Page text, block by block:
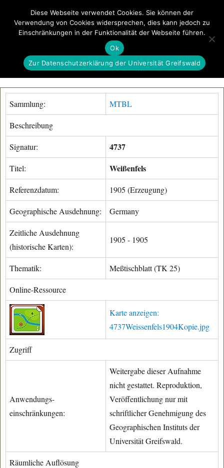
GeoGREIF MENÜ
Sammlung: MTBL
Beschreibung
Signatur: 4737
Titel: Weißenfels
Referenzdatum: 1905 (Erzeugung)
Geographische Ausdehnung: Germany
Zeitliche Ausdehnung
(historische Karten):
1905 - 1905
Thematik: Meßtischblatt (TK 25)
Online-Ressource
Karte anzeigen:
4737Weissenfels1904Kopie.jpg
Zugriff
Anwendungs-
einschränkungen:
Weitergabe dieser Aufnahme
nicht gestattet. Reproduktion,
Veröffentlichung nur mit
schriftlicher Genehmigung des
Geographischen Instituts der
Universität Greifswald.
Räumliche Auflösung
Diese Webseite verwendet Cookies. Sie können der
Verwendung von Cookies widersprechen, dies kann jedoch zu
Einschränkungen in der Funktionalität der Webseite führen.
Ok
Zur Datenschutzerklärung der Universität Greifswald